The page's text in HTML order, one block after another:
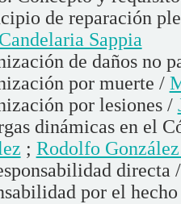
de reparación
Sappia
de daños no
por muerte /
por lesiones /
dinámicas en el
; Rodolfo
directa
por el